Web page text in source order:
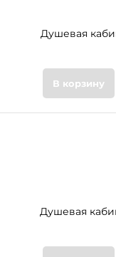
Душевая
В корзину
Душевая